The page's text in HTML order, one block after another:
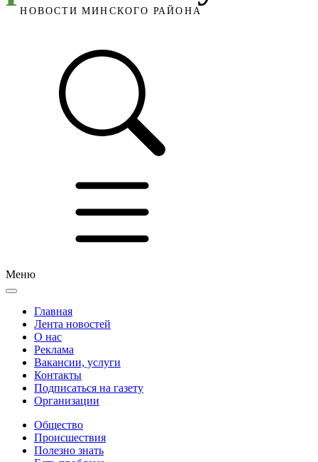
Меню
Главная
Лента новостей
О нас
Реклама
Вакансии, услуги
Контакты
Подписаться на газету
Организации
Общество
Происшествия
Полезно знать